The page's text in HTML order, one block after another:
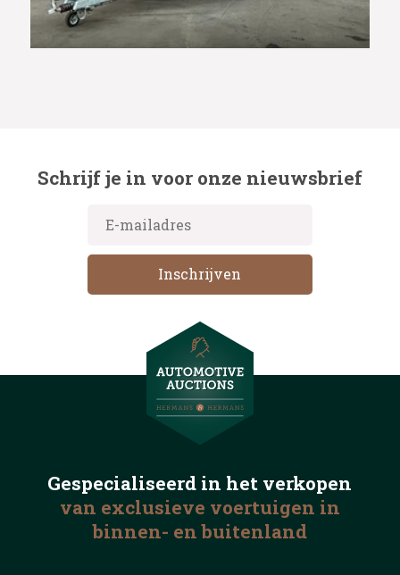
Schrijf je in voor onze nieuwsbrief
Gespecialiseerd in het verkopen
van exclusieve voertuigen in
binnen- en buitenland